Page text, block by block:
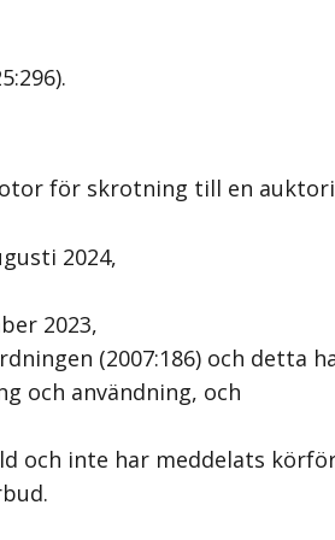
för skrotning till en
2024,
2023,
(2007:186) och detta
och användning, och
och inte har meddelats